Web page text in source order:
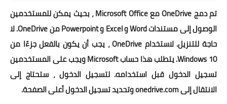
تم دمج OneDrive مع Microsoft Office ، بحيث يمكن للمستخدمين
الوصول إلى مستندات Word و Excel و Powerpoint من OneDrive. لا
حاجة للتنزيل. لاستخدام OneDrive ، يجب أن يكون بالفعل جزءًا من
Windows 10. يتطلب هذا حساب Microsoft ويجب على المستخدمين
تسجيل الدخول قبل استخدامه. لتسجيل الدخول ، ستحتاج إلى
الانتقال إلى onedrive.com وتحديد تسجيل الدخول أعلى الصفحة.